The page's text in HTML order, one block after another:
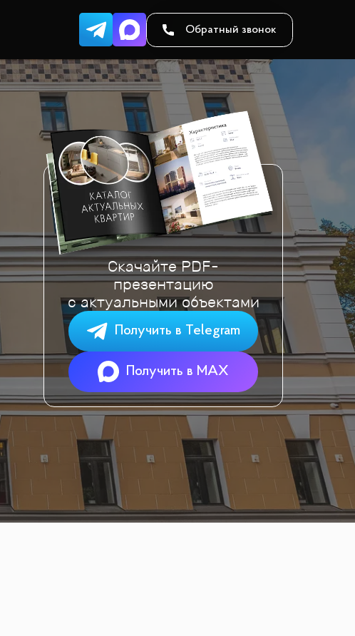
Обратный звонок
Скачайте PDF-
презентацию
с актуальными объектами
Получить в Telegram
Получить в MAX